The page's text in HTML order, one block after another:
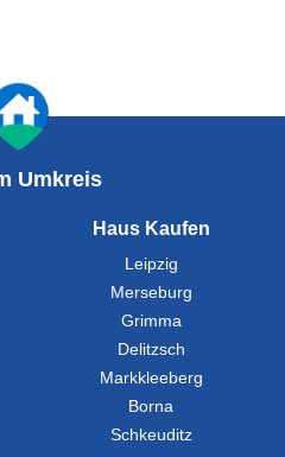
Umkreis
Haus Kaufen
Leipzig
Merseburg
Grimma
Delitzsch
Markkleeberg
Borna
Schkeuditz